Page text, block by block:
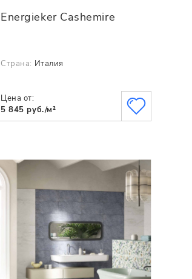
Energieker Cashemire
Страна: Италия
Цена от:
5 845 руб./м²